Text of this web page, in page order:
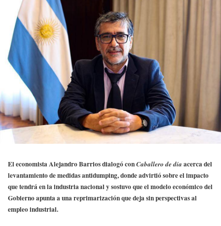
El economista Alejandro Barrios dialogó conCaballero de día acerca del
levantamiento de medidas antidumping, donde advirtió sobre el impacto
que tendrá en la industria nacional y sostuvo que el modelo económico del
Gobierno apunta a una reprimarización que deja sin perspectivas al
empleo industrial.